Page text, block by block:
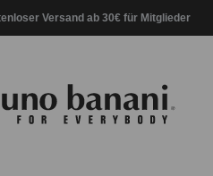
Versand ab 30€ für Mitglieder